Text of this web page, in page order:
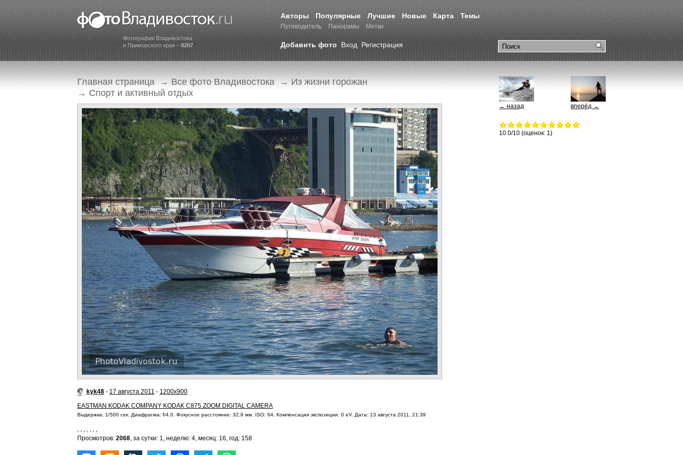
Фотографии Владивостока
и Приморского края – 8207
Авторы Популярные Лучшие Новые Карта Темы
Путеводитель Панорамы Метки
Добавить фото Вход Регистрация
Главная страница → Все фото Владивостока → Из жизни горожан
→ Спорт и активный отдых
kyk48 - 17 августа 2011 - 1200x900
EASTMAN KODAK COMPANY KODAK C875 ZOOM DIGITAL CAMERA
Выдержка: 1/500 сек. Диафрагма: f/4.0. Фокусное расстояние: 32.9 мм. ISO: 64. Компенсация экспозиции: 0 eV. Дата: 13 августа 2011, 21:39
, , , , , , ,
Просмотров: 2068, за сутки: 1, неделю: 4, месяц: 16, год: 158
вперёд →
← назад
10.0/10 (оценок: 1)